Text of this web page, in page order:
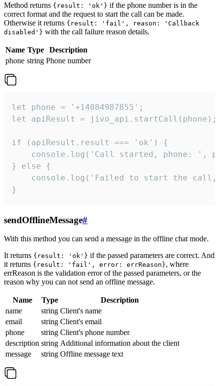
Method returns {result: 'ok'} if the phone number is in the
correct format and the request to start the call can be made.
Otherwise it returns {result: 'fail', reason: 'Callback
disabled'} with the call failure reason details.
Name Type
Description
phone string Phone number
let phone = '+14084987855';
let apiResult = jivo_api.startCall(phone);
if (apiResult.result === 'ok') {
console.log('Call started, phone: ',
} else {
console.log('Failed to start the
}
sendOfflineMessage#
With this method you can send a message in the offline chat mode.
It returns {result: 'ok'} if the passed parameters are correct. And
it returns {result: 'fail', error: errReason}, where
errReason is the validation error of the passed parameters, or the
reason why you can not send an offline message.
Name Type
Description
name
string Client's name
email
string Client's email
phone
string Client's phone number
description string Additional information about the client
message
string Offline message text